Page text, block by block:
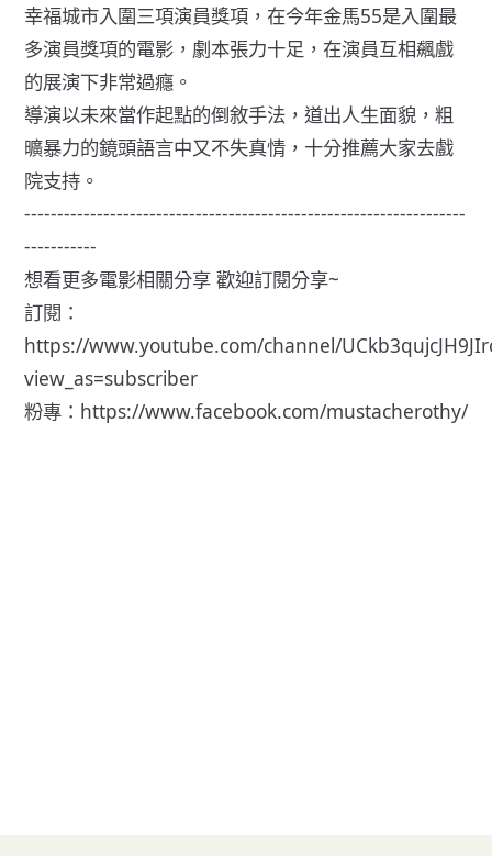
幸福城市入圍三項演員獎項，在今年金馬55是入圍最
多演員獎項的電影，劇本張力十足，在演員互相飆戲
的展演下非常過癮。
導演以未來當作起點的倒敘手法，道出人生面貌，粗
曠暴力的鏡頭語言中又不失真情，十分推薦大家去戲
院支持。
-------------------------------------------------------------------
-----------
想看更多電影相關分享 歡迎訂閱分享~
訂閱：
https://www.youtube.com/channel/
view_as=subscriber
粉專： https://www.facebook.com/mustacherothy/